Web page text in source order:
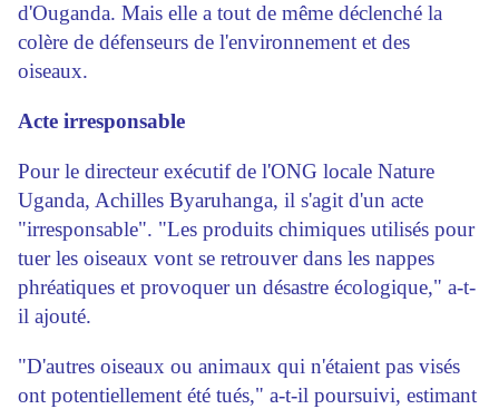
d'Ouganda. Mais elle a tout de même déclenché la
colère de défenseurs de l'environnement et des
oiseaux.
Acte irresponsable
Pour le directeur exécutif de l'ONG locale Nature
Uganda, Achilles Byaruhanga, il s'agit d'un acte
"irresponsable". "Les produits chimiques utilisés pour
tuer les oiseaux vont se retrouver dans les nappes
phréatiques et provoquer un désastre écologique," a-t-
il ajouté.
"D'autres oiseaux ou animaux qui n'étaient pas visés
ont potentiellement été tués," a-t-il poursuivi, estimant